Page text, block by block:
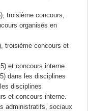
troisième concours,
organisés en
troisième concours et
et concours interne.
dans les disciplines
disciplines
et concours interne.
administratifs, sociaux